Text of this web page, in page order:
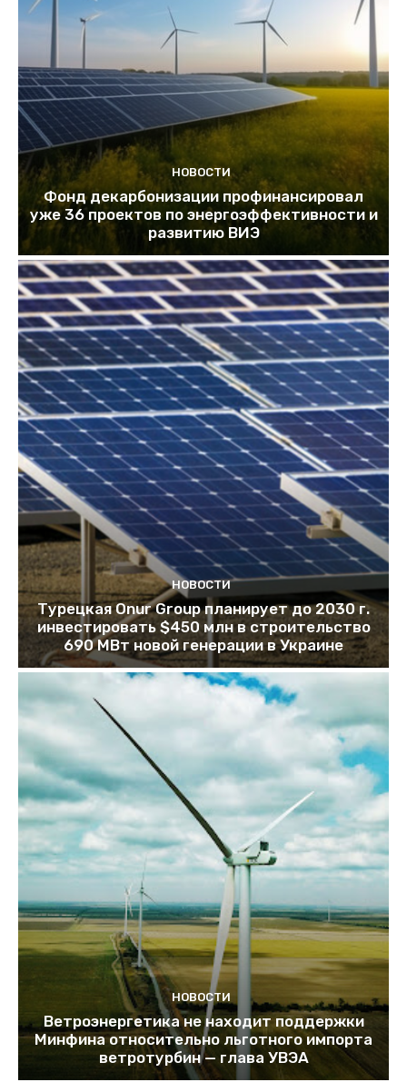
НОВОСТИ
Фонд декарбонизации профинансировал
уже 36 проектов по энергоэффективности и
развитию ВИЭ
НОВОСТИ
Турецкая Onur Group планирует до 2030 г.
инвестировать $450 млн в строительство
690 МВт новой генерации в Украине
НОВОСТИ
Ветроэнергетика не находит поддержки
Минфина относительно льготного импорта
ветротурбин — глава УВЭА